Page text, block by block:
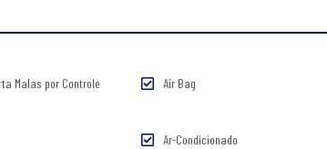
Malas por Controle
Air Bag
Ar-Condicionado